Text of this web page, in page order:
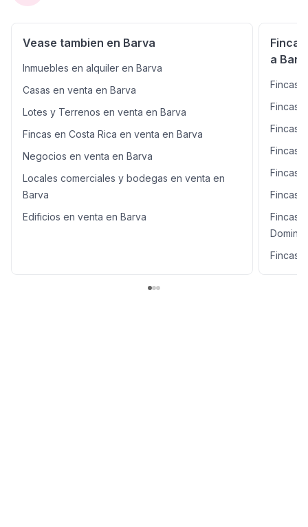
Vease tambien en Barva
Inmuebles en alquiler en Barva
Casas en venta en Barva
Lotes y Terrenos en venta en Barva
Fincas en Costa Rica en venta en Barva
Negocios en venta en Barva
Locales comerciales y bodegas en venta en
Barva
Edificios en venta en Barva
a
Fincas
Fincas
Fincas
Fincas
Fincas
Fincas
Fincas
Fincas